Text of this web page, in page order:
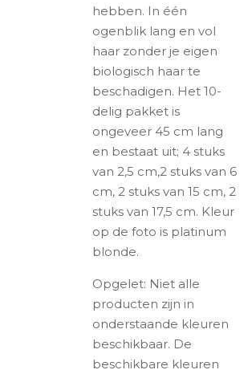
hebben. In één
ogenblik lang en vol
haar zonder je eigen
biologisch haar te
beschadigen. Het 10-
delig pakket is
ongeveer 45 cm lang
en bestaat uit; 4 stuks
van 2,5 cm,2 stuks van 6
cm, 2 stuks van 15 cm, 2
stuks van 17,5 cm. Kleur
op de foto is platinum
blonde.
Opgelet: Niet alle
producten zijn in
onderstaande kleuren
beschikbaar. De
beschikbare kleuren